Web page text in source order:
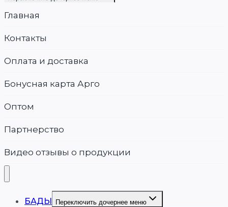
Главная
Контакты
Оплата и доставка
Бонусная карта Арго
Оптом
Партнерство
Видео отзывы о продукции
БАДЫ Переключить дочернее меню